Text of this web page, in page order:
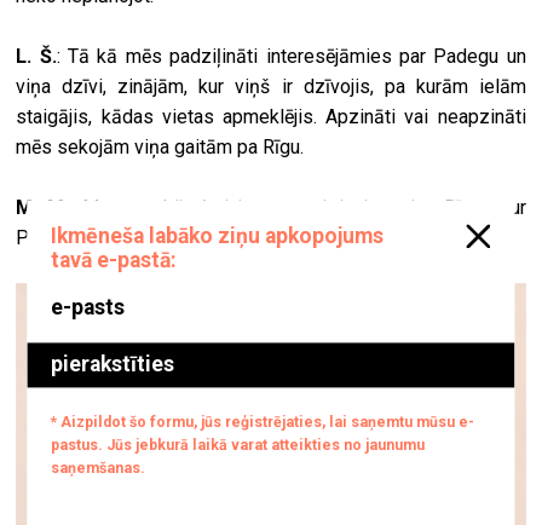
L. Š.: Tā kā mēs padziļināti interesējāmies par Padegu un
viņa dzīvi, zinājām, kur viņš ir dzīvojis, pa kurām ielām
staigājis, kādas vietas apmeklējis. Apzināti vai neapzināti
mēs sekojām viņa gaitām pa Rīgu.
M. M.
: Man tas bija ļoti interesanti, jo iepazinu Rīgu caur
Padega acīm.